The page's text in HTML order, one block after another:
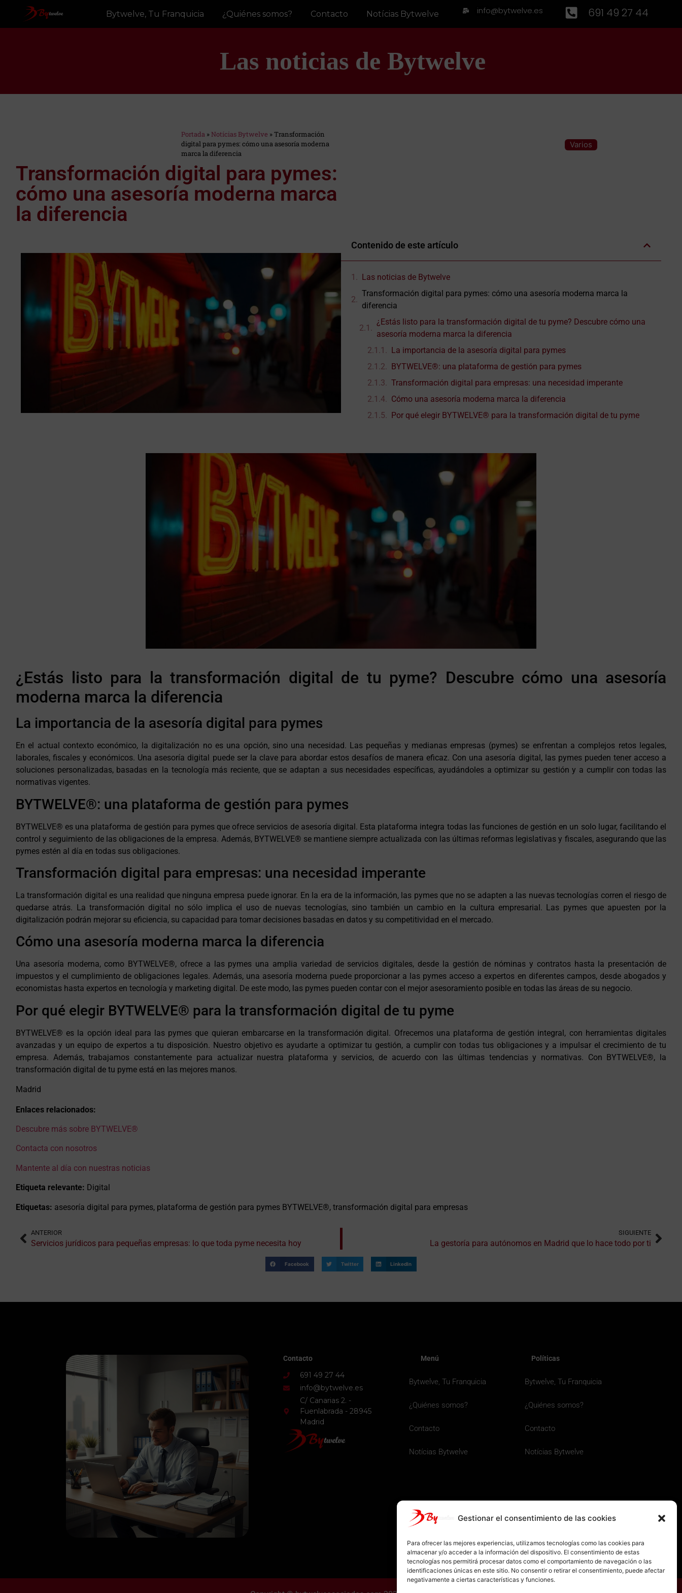
Gestionar el consentimiento de las cookies
Para ofrecer las mejores experiencias, utilizamos tecnologías como las cookies para
almacenar y/o acceder a la información del dispositivo. El consentimiento de estas
tecnologías nos permitirá procesar datos como el comportamiento de navegación o las
identificaciones únicas en este sitio. No consentir o retirar el consentimiento, puede afectar
negativamente a ciertas características y funciones.
Bytwelve, Tu Franquicia ¿Quiénes somos? Contacto Notícias Bytwelve info@bytwelve.es 691 49 27 44
Las noticias de Bytwelve
Portada»Notícias Bytwelve »Transformación
digital para pymes: cómo una asesoría moderna
marca la diferencia
Varios
Transformación digital para pymes:
cómo una asesoría moderna marca
la diferencia
Contenido de este artículo
Las noticias de Bytwelve
Transformación digital para pymes: cómo una asesoría moderna marca la
diferencia
¿Estás listo para la transformación digital de tu pyme? Descubre cómo una
asesoría moderna marca la diferencia
La importancia de la asesoría digital para pymes
BYTWELVE®: una plataforma de gestión para pymes
Transformación digital para empresas: una necesidad imperante
Cómo una asesoría moderna marca la diferencia
Por qué elegir BYTWELVE® para la transformación digital de tu pyme
¿Estás listo para la transformación digital de tu pyme? Descubre cómo una asesoría
moderna marca la diferencia
La importancia de la asesoría digital para pymes
En el actual contexto económico, la digitalización no es una opción, sino una necesidad. Las pequeñas y medianas empresas (pymes) se enfrentan a complejos retos legales,
laborales, fiscales y económicos. Una asesoría digital puede ser la clave para abordar estos desafíos de manera eficaz. Con una asesoría digital, las pymes pueden tener acceso a
soluciones personalizadas, basadas en la tecnología más reciente, que se adaptan a sus necesidades específicas, ayudándoles a optimizar su gestión y a cumplir con todas las
normativas vigentes.
BYTWELVE®: una plataforma de gestión para pymes
BYTWELVE® es una plataforma de gestión para pymes que ofrece servicios de asesoría digital. Esta plataforma integra todas las funciones de gestión en un solo lugar, facilitando el
control y seguimiento de las obligaciones de la empresa. Además, BYTWELVE® se mantiene siempre actualizada con las últimas reformas legislativas y fiscales, asegurando que las
pymes estén al día en todas sus obligaciones.
Transformación digital para empresas: una necesidad imperante
La transformación digital es una realidad que ninguna empresa puede ignorar. En la era de la información, las pymes que no se adapten a las nuevas tecnologías corren el riesgo de
quedarse atrás. La transformación digital no sólo implica el uso de nuevas tecnologías, sino también un cambio en la cultura empresarial. Las pymes que apuesten por la
digitalización podrán mejorar su eficiencia, su capacidad para tomar decisiones basadas en datos y su competitividad en el mercado.
Cómo una asesoría moderna marca la diferencia
Una asesoría moderna, como BYTWELVE®, ofrece a las pymes una amplia variedad de servicios digitales, desde la gestión de nóminas y contratos hasta la presentación de
impuestos y el cumplimiento de obligaciones legales. Además, una asesoría moderna puede proporcionar a las pymes acceso a expertos en diferentes campos, desde abogados y
economistas hasta expertos en tecnología y marketing digital. De este modo, las pymes pueden contar con el mejor asesoramiento posible en todas las áreas de su negocio.
Por qué elegir BYTWELVE® para la transformación digital de tu pyme
BYTWELVE® es la opción ideal para las pymes que quieran embarcarse en la transformación digital. Ofrecemos una plataforma de gestión integral, con herramientas digitales
avanzadas y un equipo de expertos a tu disposición. Nuestro objetivo es ayudarte a optimizar tu gestión, a cumplir con todas tus obligaciones y a impulsar el crecimiento de tu
empresa. Además, trabajamos constantemente para actualizar nuestra plataforma y servicios, de acuerdo con las últimas tendencias y normativas. Con BYTWELVE®, la
transformación digital de tu pyme está en las mejores manos.
Madrid
Enlaces relacionados:
Descubre más sobre BYTWELVE®
Contacta con nosotros
Mantente al día con nuestras noticias
Etiqueta relevante: Digital
Etiquetas: asesoría digital para pymes, plataforma de gestión para pymes BYTWELVE®, transformación digital para empresas
ANTERIOR
Servicios jurídicos para pequeñas empresas: lo que toda pyme necesita hoy
SIGUIENTE
La gestoría para autónomos en Madrid que lo hace todo por ti
Facebook Twitter LinkedIn
Contacto
691 49 27 44
info@bytwelve.es
C/ Canarias 2. -
Fuenlabrada - 28945
Madrid
Menú
Bytwelve, Tu Franquicia
¿Quiénes somos?
Contacto
Notícias Bytwelve
Políticas
Bytwelve, Tu Franquicia
¿Quiénes somos?
Contacto
Notícias Bytwelve